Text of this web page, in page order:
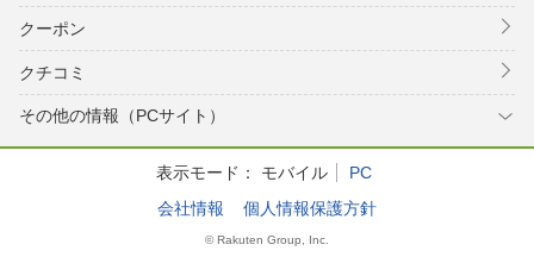
クーポン
クチコミ
その他の情報（PCサイト）
表示モード： モバイル
PC
会社情報
個人情報保護方針
© Rakuten Group, Inc.